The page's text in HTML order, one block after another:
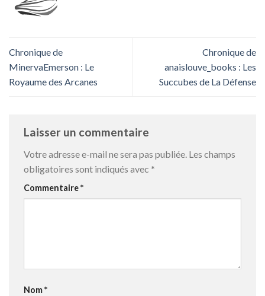
Chronique de
MinervaEmerson : Le
Royaume des Arcanes
Chronique de
anaislouve_books : Les
Succubes de La Défense
Laisser un commentaire
Votre adresse e-mail ne sera pas publiée. Les champs
obligatoires sont indiqués avec *
Commentaire*
Nom*